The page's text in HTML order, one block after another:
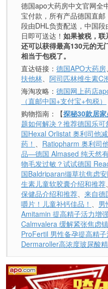
德国apo大药房中文官网全
宝付款，所有产品德国直邮
段由DHL负责配送，中国
日即可送达！ 如果被税，联
还可以获得最高130元的无
相当于包税了。
直达链接： 德国APO大药房、
扶他林、 阿司匹林维生素C
海淘攻略： 德国网上药店
（直邮中国+支付宝+包税）
购物指南：【探秘30款居家
题如何解决？推荐德国乐可
国Hexal Orlistat 奥利司他
药！ 、 Ratiopharm 奥利司
品—德国 Almased 纯天然
物毛发过敏？试试德国
国Baldriparan缬草抗焦虑安
生素儿童软胶囊介绍和推荐、
保健品介绍和推荐、 来自德
嚼片！儿童补钙佳品！ 、 男
Amitamin 提高精子活力增
Calmvalera 缓解紧张焦虑
ProFertil 男性备孕提高精
Dermaroller高浓度玻尿酸